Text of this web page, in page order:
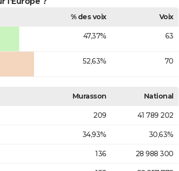
% des voix
Voix
47,37% 63
52,63% 70
Murasson National
209 41 789 202
34,93% 30,63%
136 28 988 300